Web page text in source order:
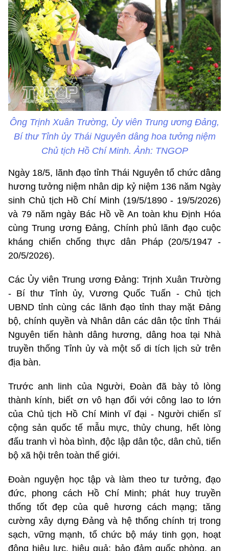
Ông Trịnh Xuân Trường, Ủy viên Trung ương Đảng,
Bí thư Tỉnh ủy Thái Nguyên dâng hoa tưởng niệm
Chủ tịch Hồ Chí Minh. Ảnh: TNGOP
Ngày 18/5, lãnh đạo tỉnh Thái Nguyên tổ chức dâng
hương tưởng niệm nhân dịp kỷ niệm 136 năm Ngày
sinh Chủ tịch Hồ Chí Minh (19/5/1890 - 19/5/2026)
và 79 năm ngày Bác Hồ về An toàn khu Định Hóa
cùng Trung ương Đảng, Chính phủ lãnh đạo cuộc
kháng chiến chống thực dân Pháp (20/5/1947 -
20/5/2026).
Các Ủy viên Trung ương Đảng: Trịnh Xuân Trường
- Bí thư Tỉnh ủy, Vương Quốc Tuấn - Chủ tịch
UBND tỉnh cùng các lãnh đạo tỉnh thay mặt Đảng
bộ, chính quyền và Nhân dân các dân tộc tỉnh Thái
Nguyên tiến hành dâng hương, dâng hoa tại Nhà
truyền thống Tỉnh ủy và một số di tích lịch sử trên
địa bàn.
Trước anh linh của Người, Đoàn đã bày tỏ lòng
thành kính, biết ơn vô hạn đối với công lao to lớn
của Chủ tịch Hồ Chí Minh vĩ đại - Người chiến sĩ
cộng sản quốc tế mẫu mực, thủy chung, hết lòng
đấu tranh vì hòa bình, độc lập dân tộc, dân chủ, tiến
bộ xã hội trên toàn thế giới.
Đoàn nguyện học tập và làm theo tư tưởng, đạo
đức, phong cách Hồ Chí Minh; phát huy truyền
thống tốt đẹp của quê hương cách mạng; tăng
cường xây dựng Đảng và hệ thống chính trị trong
sạch, vững mạnh, tổ chức bộ máy tinh gọn, hoạt
động hiệu lực, hiệu quả; bảo đảm quốc phòng, an